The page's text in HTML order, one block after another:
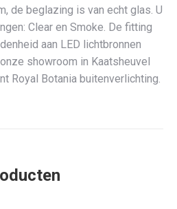
de beglazing is van echt glas. U
Clear en Smoke. De fitting
aan LED lichtbronnen
showroom in Kaatsheuvel
Royal Botania buitenverlichting.